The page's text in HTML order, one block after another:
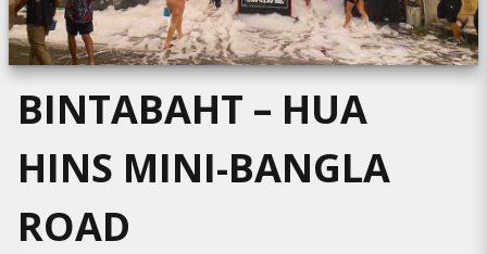
BINTABAHT – HUA
HINS MINI-BANGLA
ROAD